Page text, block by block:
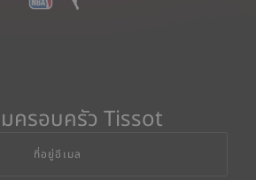
มครอบครัว Tissot
ที่อยู่อีเมล